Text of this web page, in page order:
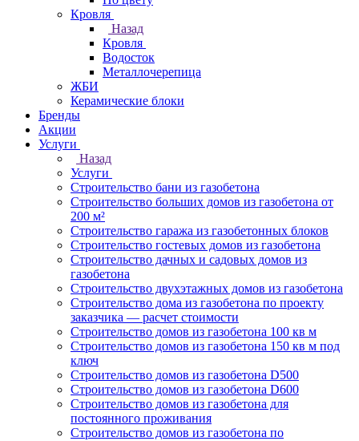
Кровля
Назад
Кровля
Водосток
Металлочерепица
ЖБИ
Керамические блоки
Бренды
Акции
Услуги
Назад
Услуги
Строительство бани из газобетона
Строительство больших домов из газобетона от
200 м²
Строительство гаража из газобетонных блоков
Строительство гостевых домов из газобетона
Строительство дачных и садовых домов из
газобетона
Строительство двухэтажных домов из газобетона
Строительство дома из газобетона по проекту
заказчика — расчет стоимости
Строительство домов из газобетона 100 кв м
Строительство домов из газобетона 150 кв м под
ключ
Строительство домов из газобетона D500
Строительство домов из газобетона D600
Строительство домов из газобетона для
постоянного проживания
Строительство домов из газобетона по